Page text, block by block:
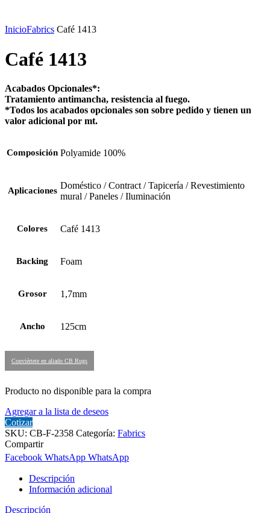
InicioFabrics Café 1413
Café 1413
Acabados Opcionales*:
Tratamiento antimancha, resistencia al fuego.
*Todos los acabados opcionales son sobre pedido y tienen un
valor adicional por mt.
Composición Polyamide 100%
Aplicaciones Doméstico / Contract / Tapicería / Revestimiento
mural / Paneles / Iluminación
Colores Café 1413
Backing Foam
Grosor 1,7mm
Ancho 125cm
Conviértete en aliado CB Rugs
Producto no disponible para la compra
Agregar a la lista de deseos
Cotizar
SKU: CB-F-2358 Categoría: Fabrics
Compartir
Facebook WhatsApp WhatsApp
Descripción
Información adicional
Descripción